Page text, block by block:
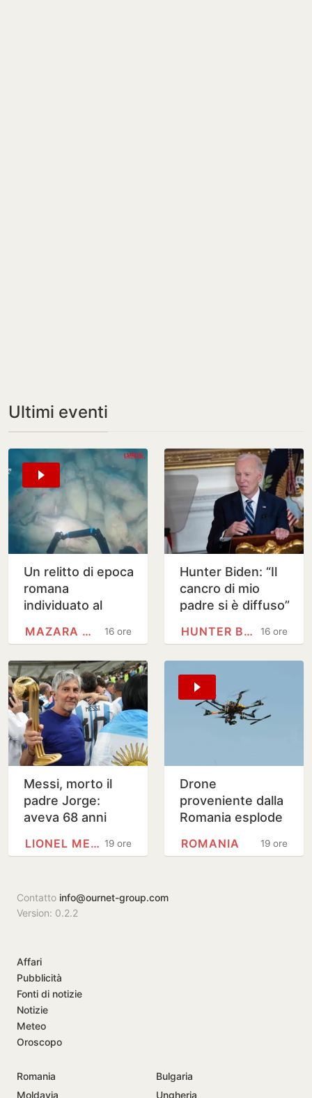
Ultimi eventi
Un relitto di epoca
romana
individuato al
del Vallo
16 ore
MAZARA DEL VALLO
Hunter Biden: “Il
cancro di mio
padre si è diffuso”
16 ore
HUNTER BIDEN
Messi, morto il
padre Jorge:
aveva 68 anni
19 ore
LIONEL MESSI
Drone
proveniente dalla
Romania esplode
bulgaro
19 ore
ROMANIA
Contatto info@ournet-group.com
Version: 0.2.2
Affari
Pubblicità
Fonti di notizie
Notizie
Meteo
Oroscopo
Romania
Bulgaria
Moldavia
Ungheria